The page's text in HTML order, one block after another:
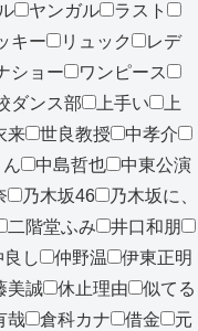
ヤンガル
ラスト
キー リュック
レデ
ショー
ワンピース
ダンス部 上手い
上
来 世良教授
中孝介
中島哲也
中東公演
乃木坂46
乃木坂に、
二階堂ふみ
井口和朋
良し 仲野温
伊東正明
美誠 休止理由
似てる
哉 倉科カナ 借金
元